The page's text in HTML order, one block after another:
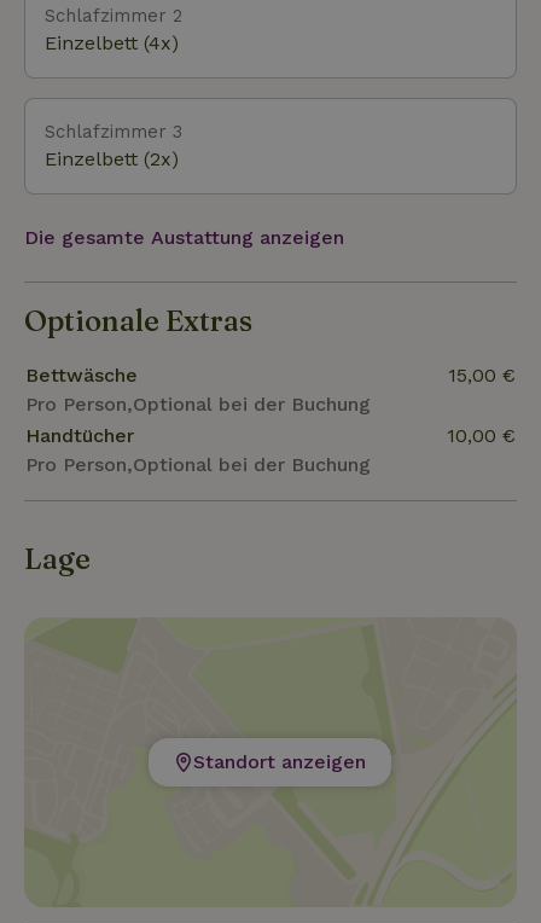
gastronomische Einrichtungen. Vororte wie Utrecht
und Amersfoort oder die kleinen Dörfer dazwischen
sind mit dem Fahrrad oder dem Auto gut zu
erreichen. Viel Kultur zum Schnuppern und
Stöbern in den Geschäften.
Schlafzimmer 2
Einzelbett (4x)
Schlafzimmer 3
Einzelbett (2x)
Die gesamte Austattung anzeigen
Optionale Extras
Bettwäsche
Pro Person,Optional bei der Buchung
15,00 €
Handtücher
Pro Person,Optional bei der Buchung
10,00 €
Lage
Standort anzeigen